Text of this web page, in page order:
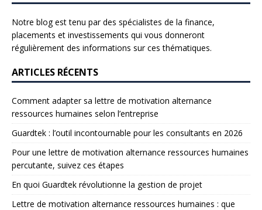
Notre blog est tenu par des spécialistes de la finance,
placements et investissements qui vous donneront
régulièrement des informations sur ces thématiques.
ARTICLES RÉCENTS
Comment adapter sa lettre de motivation alternance
ressources humaines selon l’entreprise
Guardtek : l’outil incontournable pour les consultants en 2026
Pour une lettre de motivation alternance ressources humaines
percutante, suivez ces étapes
En quoi Guardtek révolutionne la gestion de projet
Lettre de motivation alternance ressources humaines : que